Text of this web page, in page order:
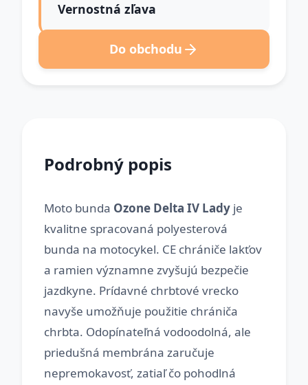
Vernostná zľava
Do obchodu
Podrobný popis
Moto bunda Ozone Delta IV Lady je
kvalitne spracovaná polyesterová
bunda na motocykel. CE chrániče lakťov
a ramien významne zvyšujú bezpečie
jazdkyne. Prídavné chrbtové vrecko
navyše umožňuje použitie chrániča
chrbta. Odopínateľná vodoodolná, ale
priedušná membrána zaručuje
nepremokavosť, zatiaľ čo pohodlná